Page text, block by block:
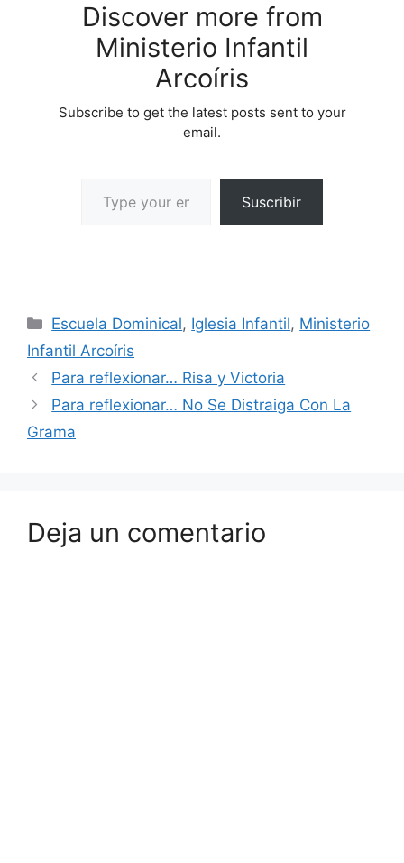
Discover more from
Ministerio Infantil
Arcoíris
Subscribe to get the latest posts sent to your
email.
Suscribir
Escuela Dominical, Iglesia Infantil, Ministerio
Infantil Arcoíris
Para reflexionar… Risa y Victoria
Para reflexionar… No Se Distraiga Con La
Grama
Deja un comentario